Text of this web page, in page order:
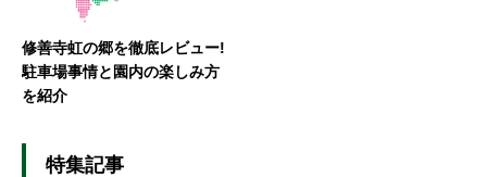
修善寺虹の郷を徹底レビュー!
駐車場事情と園内の楽しみ方
を紹介
特集記事